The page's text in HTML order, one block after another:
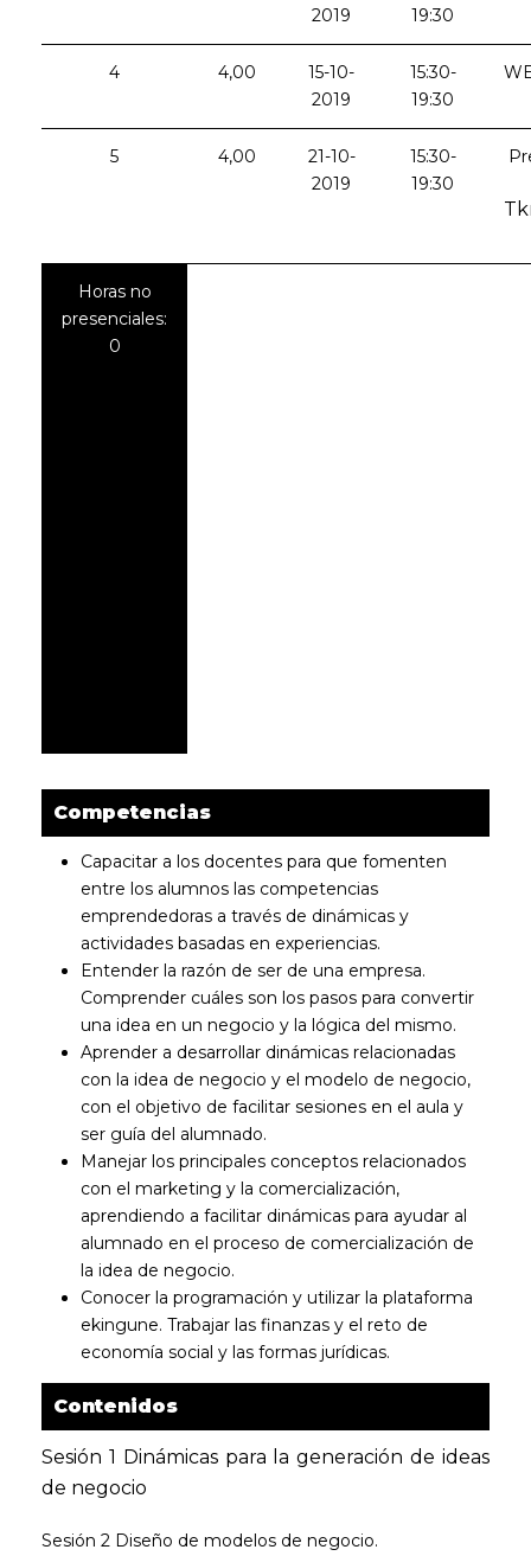
2019
19:30
4 4,00
15-10-
2019
15:30-
19:30
5 4,00
21-10-
2019
15:30-
19:30
Horas no
presenciales:
0
Competencias
Capacitar a los docentes para que fomenten
entre los alumnos las competencias
emprendedoras a través de dinámicas y
actividades basadas en experiencias.
Entender la razón de ser de una empresa.
Comprender cuáles son los pasos para convertir
una idea en un negocio y la lógica del mismo.
Aprender a desarrollar dinámicas relacionadas
con la idea de negocio y el modelo de negocio,
con el objetivo de facilitar sesiones en el aula y
ser guía del alumnado.
Manejar los principales conceptos relacionados
con el marketing y la comercialización,
aprendiendo a facilitar dinámicas para ayudar al
alumnado en el proceso de comercialización de
la idea de negocio.
Conocer la programación y utilizar la plataforma
ekingune. Trabajar las finanzas y el reto de
economía social y las formas jurídicas.
Contenidos
Sesión 1 Dinámicas para la generación de ideas
de negocio
Sesión 2 Diseño de modelos de negocio.